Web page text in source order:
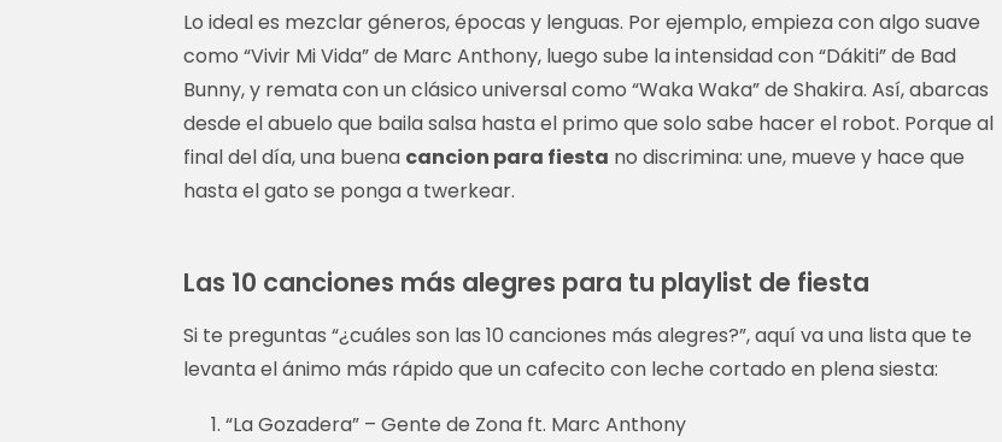
Lo ideal es mezclar géneros, épocas y lenguas. Por ejemplo, empieza con algo suave
como “Vivir Mi Vida” de Marc Anthony, luego sube la intensidad con “Dákiti” de Bad
Bunny, y remata con un clásico universal como “Waka Waka” de Shakira. Así, abarcas
desde el abuelo que baila salsa hasta el primo que solo sabe hacer el robot. Porque al
final del día, una buena cancion para fiesta no discrimina: une, mueve y hace que
hasta el gato se ponga a twerkear.
Las 10 canciones más alegres para tu playlist de fiesta
Si te preguntas “¿cuáles son las 10 canciones más alegres?”, aquí va una lista que te
levanta el ánimo más rápido que un cafecito con leche cortado en plena siesta:
“La Gozadera” – Gente de Zona ft. Marc Anthony